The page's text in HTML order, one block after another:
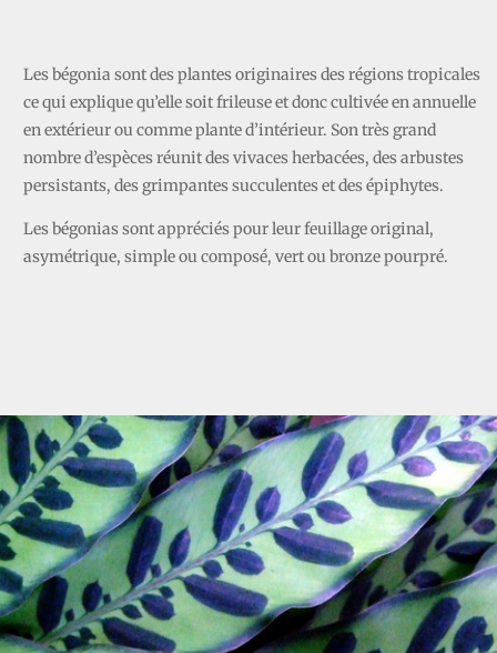
Les bégonia sontdes plantes originaires des régions tropicales
ce qui explique qu’elle soit frileuse et donc cultivée en annuelle
en extérieur ou comme plante d’intérieur. Son très grand
nombre d’espèces réunit des vivaces herbacées, des arbustes
persistants, des grimpantes succulentes et des épiphytes.
Les bégonias sont appréciés pour leur feuillage original,
asymétrique, simple ou composé, vert ou bronze pourpré.